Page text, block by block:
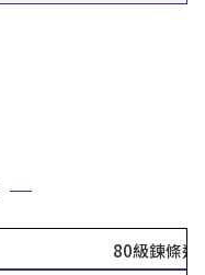
80級鍊條適